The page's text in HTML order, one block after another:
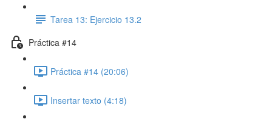
Tarea 13: Ejercicio 13.2
Práctica #14
Práctica #14 (20:06)
Insertar texto (4:18)